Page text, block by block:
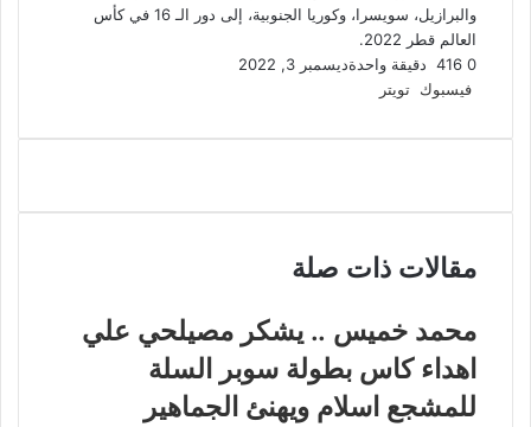
والبرازيل، سويسرا، وكوريا الجنوبية، إلى دور الـ 16 في كأس
العالم قطر 2022.
ديسمبر 3, 2022
0
دقيقة واحدة
فيسبوك تويتر
البريد
مقالات ذات صلة
محمد خميس .. يشكر مصيلحي علي
اهداء كاس بطولة سوبر السلة
للمشجع اسلام ويهنئ الجماهير